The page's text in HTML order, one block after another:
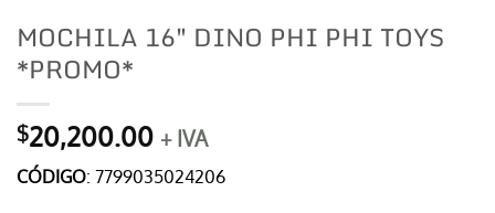
MOCHILA 16″ DINO PHI PHI TOYS
*PROMO*
$20,200.00 + IVA
CÓDIGO: 7799035024206